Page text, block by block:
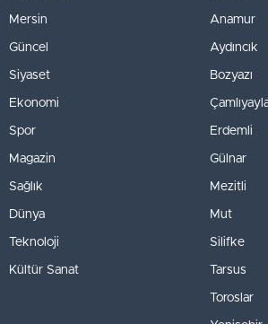
Mersin
Güncel
Siyaset
Ekonomi
Spor
Magazin
Sağlık
Dünya
Teknoloji
Kültür Sanat
Anamur
Aydıncık
Bozyazı
Erdemli
Gülnar
Mezitli
Mut
Silifke
Tarsus
Toroslar